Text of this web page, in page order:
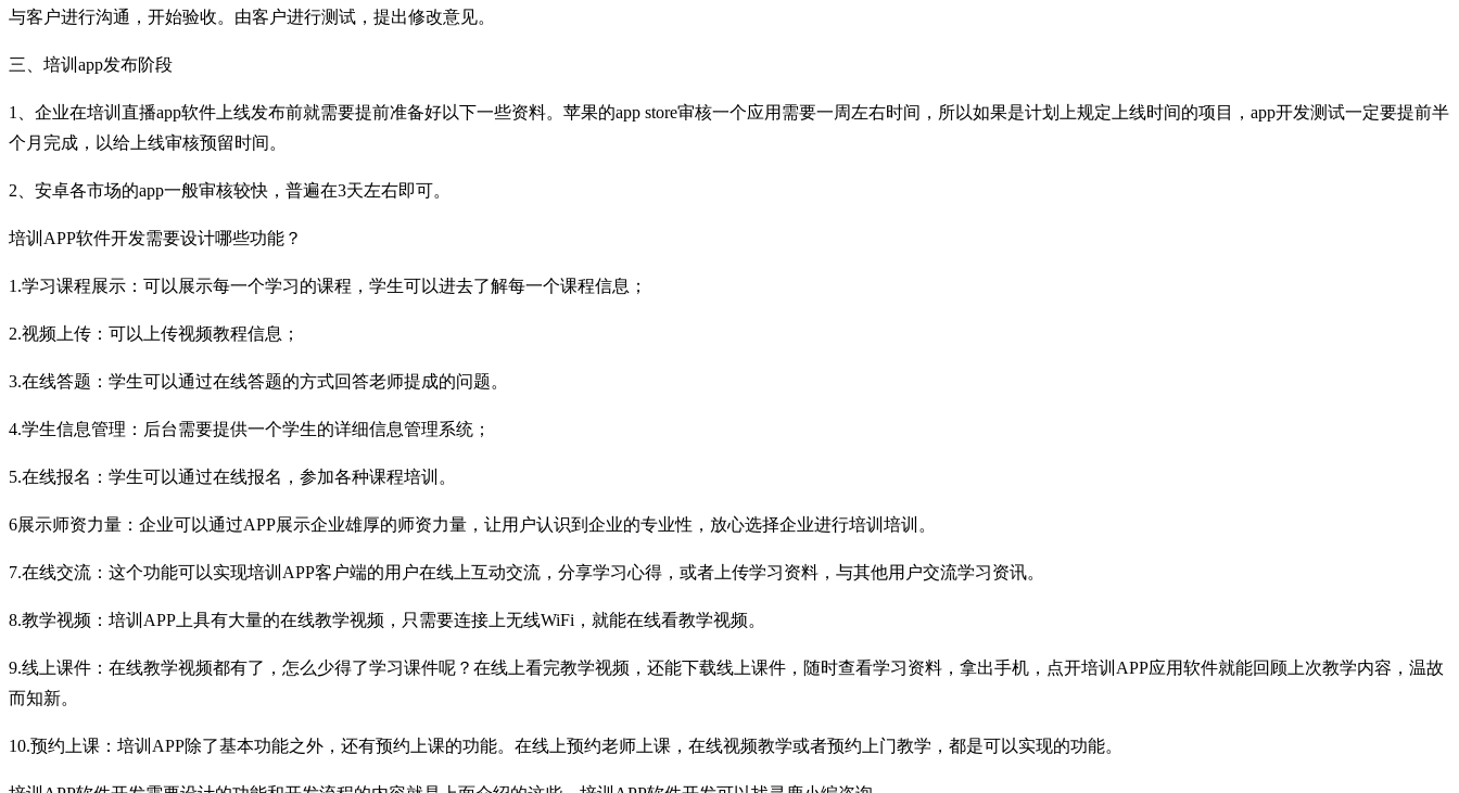
与客户进行沟通，开始验收。由客户进行测试，提出修改意见。
三、培训app发布阶段
1、企业在培训直播app软件上线发布前就需要提前准备好以下一些资料。苹果的app store审核一个应用需要一周左右时间，所以如果是计划上规定上线时间的项目，app开发测试一定要提前半
个月完成，以给上线审核预留时间。
2、安卓各市场的app一般审核较快，普遍在3天左右即可。
培训APP软件开发需要设计哪些功能？
1.学习课程展示：可以展示每一个学习的课程，学生可以进去了解每一个课程信息；
2.视频上传：可以上传视频教程信息；
3.在线答题：学生可以通过在线答题的方式回答老师提成的问题。
4.学生信息管理：后台需要提供一个学生的详细信息管理系统；
5.在线报名：学生可以通过在线报名，参加各种课程培训。
6展示师资力量：企业可以通过APP展示企业雄厚的师资力量，让用户认识到企业的专业性，放心选择企业进行培训培训。
7.在线交流：这个功能可以实现培训APP客户端的用户在线上互动交流，分享学习心得，或者上传学习资料，与其他用户交流学习资讯。
8.教学视频：培训APP上具有大量的在线教学视频，只需要连接上无线WiFi，就能在线看教学视频。
9.线上课件：在线教学视频都有了，怎么少得了学习课件呢？在线上看完教学视频，还能下载线上课件，随时查看学习资料，拿出手机，点开培训APP应用软件就能回顾上次教学内容，温故
而知新。
10.预约上课：培训APP除了基本功能之外，还有预约上课的功能。在线上预约老师上课，在线视频教学或者预约上门教学，都是可以实现的功能。